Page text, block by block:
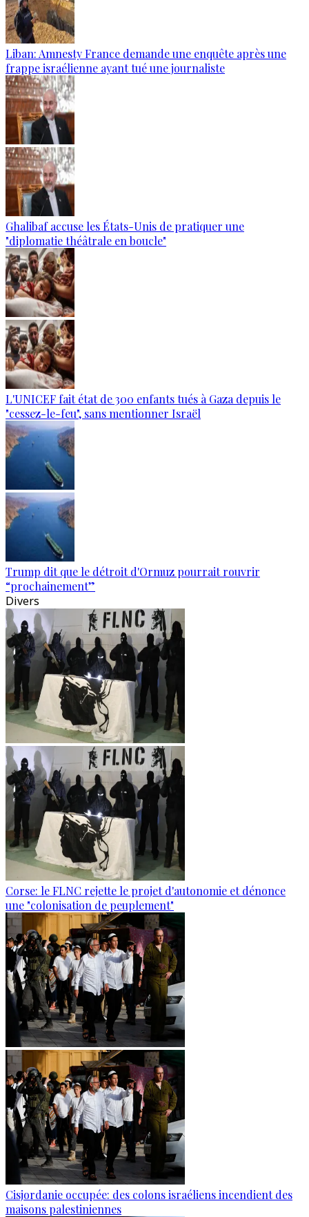
Liban: Amnesty France demande une enquête après une
frappe israélienne ayant tué une journaliste
Ghalibaf accuse les États-Unis de pratiquer une
"diplomatie théâtrale en boucle"
L'UNICEF fait état de 300 enfants tués à Gaza depuis le
"cessez-le-feu", sans mentionner Israël
Trump dit que le détroit d'Ormuz pourrait rouvrir
“prochainement”
Divers
Corse: le FLNC rejette le projet d'autonomie et dénonce
une "colonisation de peuplement"
Cisjordanie occupée: des colons israéliens incendient des
maisons palestiniennes